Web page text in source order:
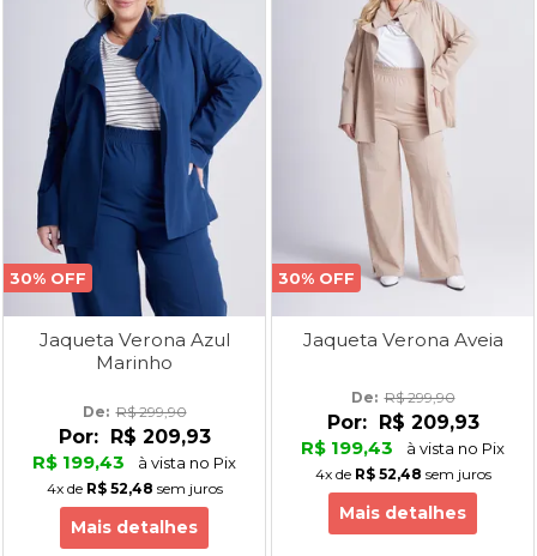
30% OFF
Jaqueta Verona Azul
Marinho
De: R$ 299,90
Por: R$ 209,93
R$ 199,43
à vista no Pix
4xde R$ 52,48 sem juros
Mais detalhes
30% OFF
Jaqueta Verona Aveia
De: R$ 299,90
Por: R$ 209,93
R$ 199,43
à vista no Pix
4xde R$ 52,48 sem juros
Mais detalhes